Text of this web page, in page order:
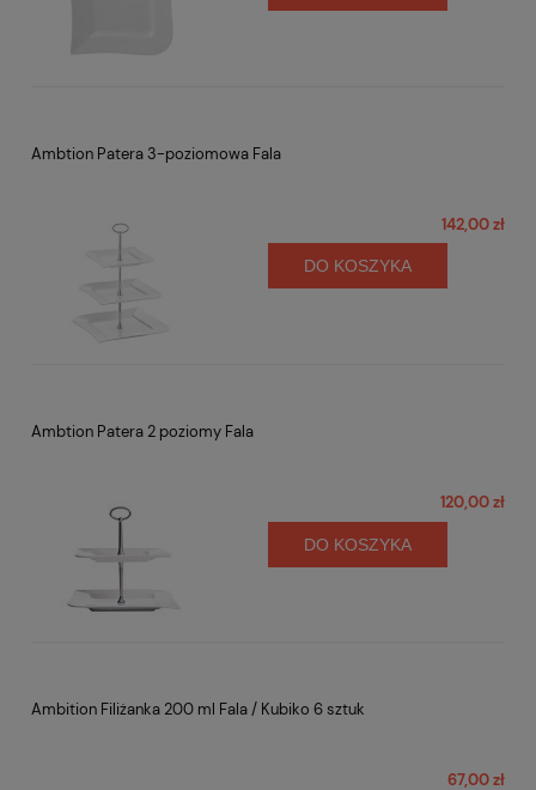
Ambtion Patera 3-poziomowa Fala
142,00 zł
DO KOSZYKA
Ambtion Patera 2 poziomy Fala
120,00 zł
DO KOSZYKA
Ambition Filiżanka 200 ml Fala / Kubiko 6 sztuk
67,00 zł